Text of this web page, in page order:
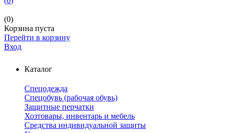
(0)
Корзина пуста
Перейти в корзину
Вход
Каталог
Спецодежда
Спецобувь (рабочая обувь)
Защитные перчатки
Хозтовары, инвентарь и мебель
Средства индивидуальной защиты